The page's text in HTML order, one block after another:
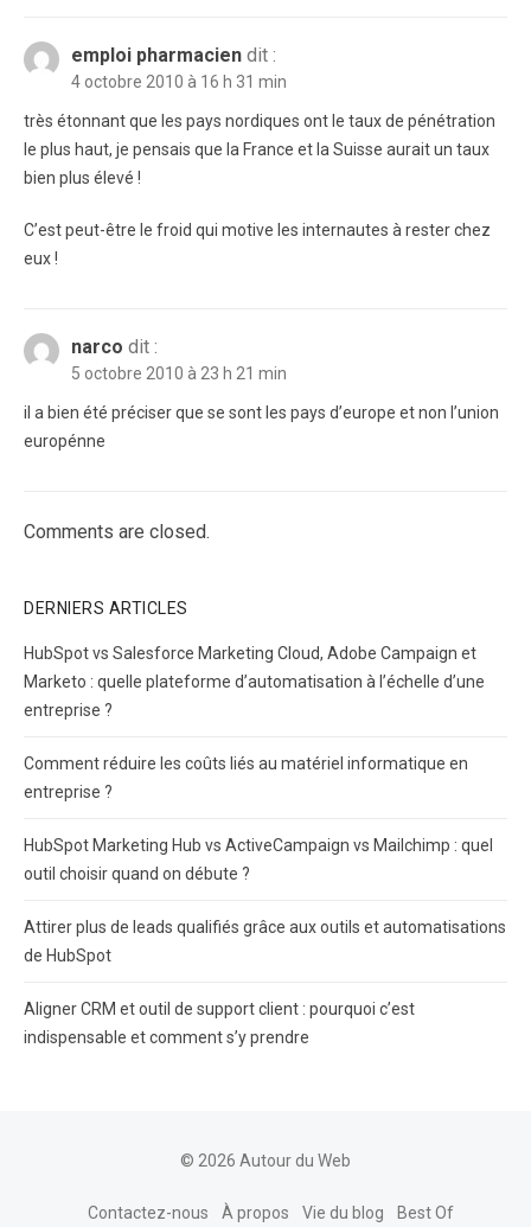
emploi pharmacien dit :
4 octobre 2010 à 16 h 31 min
très étonnant que les pays nordiques ont le taux de pénétration
le plus haut, je pensais que la France et la Suisse aurait un taux
bien plus élevé !
C’est peut-être le froid qui motive les internautes à rester chez
eux !
narco dit :
5 octobre 2010 à 23 h 21 min
il a bien été préciser que se sont les pays d’europe et non l’union
europénne
Comments are closed.
DERNIERS ARTICLES
HubSpot vs Salesforce Marketing Cloud, Adobe Campaign et
Marketo : quelle plateforme d’automatisation à l’échelle d’une
entreprise ?
Comment réduire les coûts liés au matériel informatique en
entreprise ?
HubSpot Marketing Hub vs ActiveCampaign vs Mailchimp : quel
outil choisir quand on débute ?
Attirer plus de leads qualifiés grâce aux outils et automatisations
de HubSpot
Aligner CRM et outil de support client : pourquoi c’est
indispensable et comment s’y prendre
© 2026 Autour du Web
Contactez-nous À propos Vie du blog Best Of